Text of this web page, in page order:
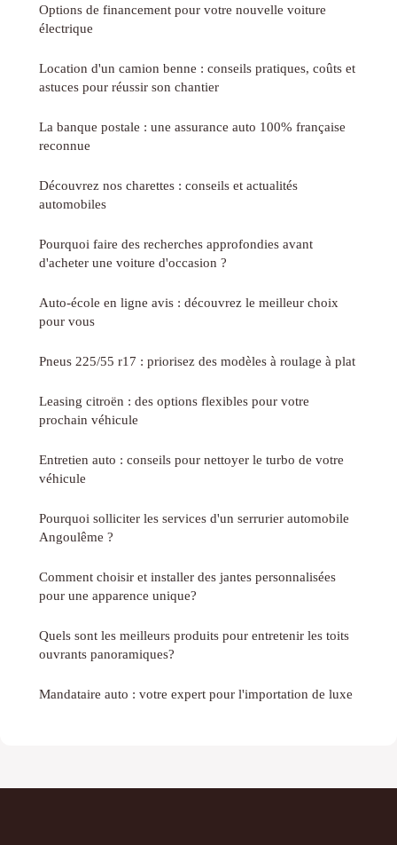
Options de financement pour votre nouvelle voiture
électrique
Location d'un camion benne : conseils pratiques, coûts et
astuces pour réussir son chantier
La banque postale : une assurance auto 100% française
reconnue
Découvrez nos charettes : conseils et actualités
automobiles
Pourquoi faire des recherches approfondies avant
d'acheter une voiture d'occasion ?
Auto-école en ligne avis : découvrez le meilleur choix
pour vous
Pneus 225/55 r17 : priorisez des modèles à roulage à plat
Leasing citroën : des options flexibles pour votre
prochain véhicule
Entretien auto : conseils pour nettoyer le turbo de votre
véhicule
Pourquoi solliciter les services d'un serrurier automobile
Angoulême ?
Comment choisir et installer des jantes personnalisées
pour une apparence unique?
Quels sont les meilleurs produits pour entretenir les toits
ouvrants panoramiques?
Mandataire auto : votre expert pour l'importation de luxe